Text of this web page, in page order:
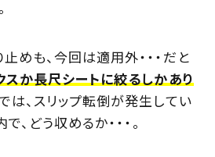
めも、今回は適用外・・・だと
スか長尺シートに絞るしかあり
は、スリップ転倒が発生してい
、どう収めるか・・・。